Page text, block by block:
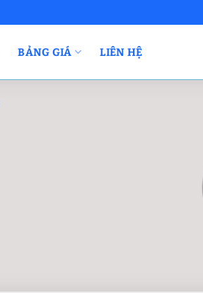
BẢNG GIÁ LIÊN HỆ